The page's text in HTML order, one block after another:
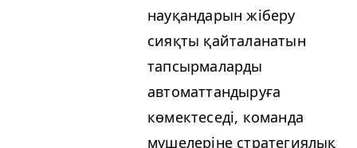
науқандарын жіберу
сияқты қайталанатын
тапсырмаларды
автоматтандыруға
көмектеседі, команда
мүшелеріне стратегиялық